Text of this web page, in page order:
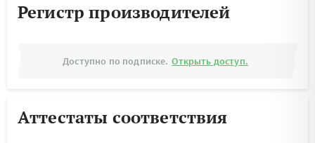
Регистр производителей
Доступно по подписке. Открыть доступ.
Аттестаты соответствия